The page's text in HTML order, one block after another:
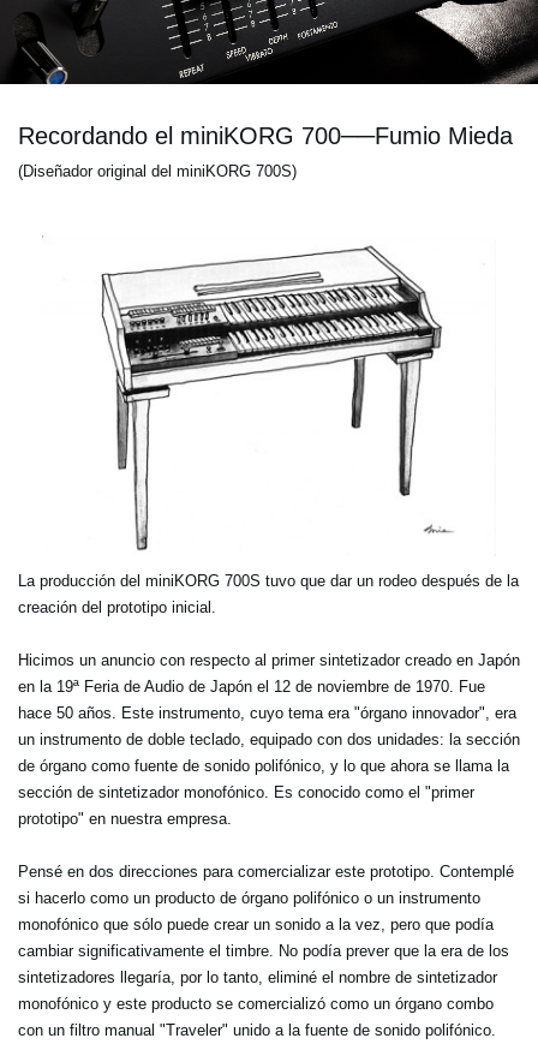
Recordando el miniKORG 700──Fumio Mieda
(Diseñador original del miniKORG 700S)
La producción del miniKORG 700S tuvo que dar un rodeo después de la
creación del prototipo inicial.
Hicimos un anuncio con respecto al primer sintetizador creado en Japón
en la 19ª Feria de Audio de Japón el 12 de noviembre de 1970. Fue
hace 50 años. Este instrumento, cuyo tema era "órgano innovador", era
un instrumento de doble teclado, equipado con dos unidades: la sección
de órgano como fuente de sonido polifónico, y lo que ahora se llama la
sección de sintetizador monofónico. Es conocido como el "primer
prototipo" en nuestra empresa.
Pensé en dos direcciones para comercializar este prototipo. Contemplé
si hacerlo como un producto de órgano polifónico o un instrumento
monofónico que sólo puede crear un sonido a la vez, pero que podía
cambiar significativamente el timbre. No podía prever que la era de los
sintetizadores llegaría, por lo tanto, eliminé el nombre de sintetizador
monofónico y este producto se comercializó como un órgano combo
con un filtro manual "Traveler" unido a la fuente de sonido polifónico.